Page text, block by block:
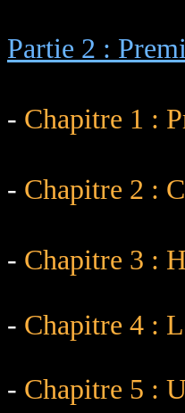
Partie 2 :
- Chapitre 1 :
- Chapitre 2 :
- Chapitre 3 :
- Chapitre 4 :
- Chapitre 5 :